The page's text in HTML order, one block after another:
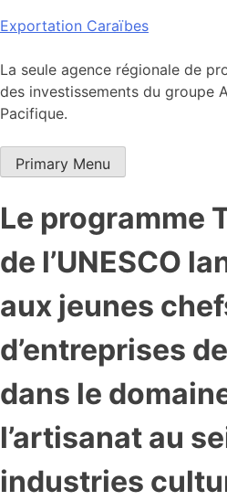
Skip
content
Exportation Caraïbes
La seule agence régionale de
des investissements du groupe
Pacifique.
Primary Menu
Le programme
de l’UNESCO
aux jeunes
d’entreprises
dans le
l’artisanat au
industries